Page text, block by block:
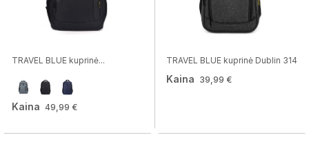
TRAVEL BLUE kuprinė...
Kaina 49,99 €
TRAVEL BLUE kuprinė Dublin 314
Kaina 39,99 €